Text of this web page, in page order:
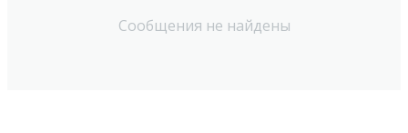
Сообщения не найдены